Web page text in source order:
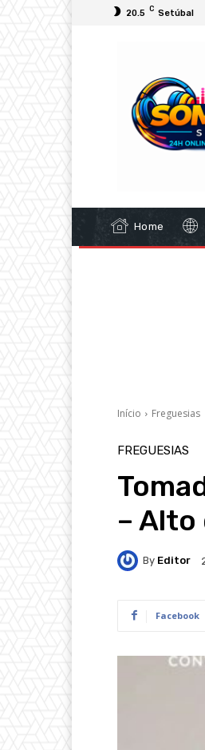
20.5 C Setúbal
Home
Início Freguesias
FREGUESIAS
– Alto
By Editor
Facebook